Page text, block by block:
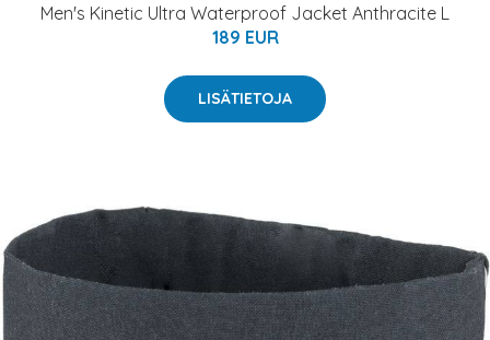
Men's Kinetic Ultra Waterproof Jacket Anthracite L
189 EUR
LISÄTIETOJA